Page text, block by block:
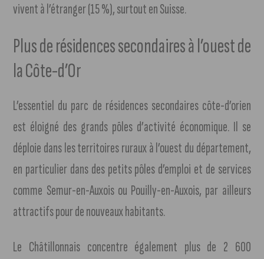
vivent à l’étranger (15 %), surtout en Suisse.
Plus de résidences secondaires à l’ouest de
la Côte-d’Or
L’essentiel du parc de résidences secondaires côte-d’orien
est éloigné des grands pôles d’activité économique. Il se
déploie dans les territoires ruraux à l’ouest du département,
en particulier dans des petits pôles d’emploi et de services
comme Semur-en-Auxois ou Pouilly-en-Auxois, par ailleurs
attractifs pour de nouveaux habitants.
Le Châtillonnais concentre également plus de 2 600